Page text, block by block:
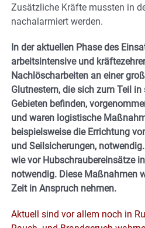
Zusätzliche Kräfte mussten in
nachalarmiert werden.
In der aktuellen Phase des
arbeitsintensive und
Nachlöscharbeiten an einer
Glutnestern, die sich zum Teil
Gebieten befinden,
und waren logistische
beispielsweise die Errichtung
und Seilsicherungen,
wie vor Hubschraubereinsätze
notwendig. Diese Maßnahmen
Zeit in Anspruch nehmen.
Aktuell sind vor allem noch in